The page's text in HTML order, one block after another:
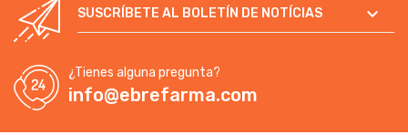
SUSCRÍBETE AL BOLETÍN DE NOTÍCIAS 
¿Tienes alguna pregunta?
info@ebrefarma.com